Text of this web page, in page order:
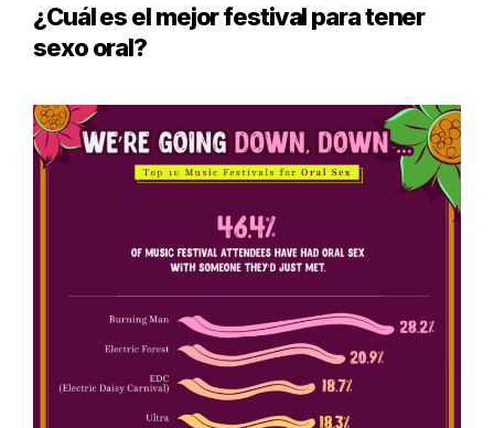
¿Cuál es el mejor festival para tener
sexo oral?